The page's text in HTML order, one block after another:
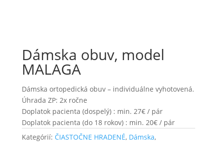
Dámska obuv, model
MALAGA
Dámska ortopedická obuv – individuálne vyhotovená.
Úhrada ZP: 2x ročne
Doplatok pacienta (dospelý) : min. 27€ / pár
Doplatok pacienta (do 18 rokov) : min. 20€ / pár
Kategórií: ČIASTOČNE HRADENÉ, Dámska,